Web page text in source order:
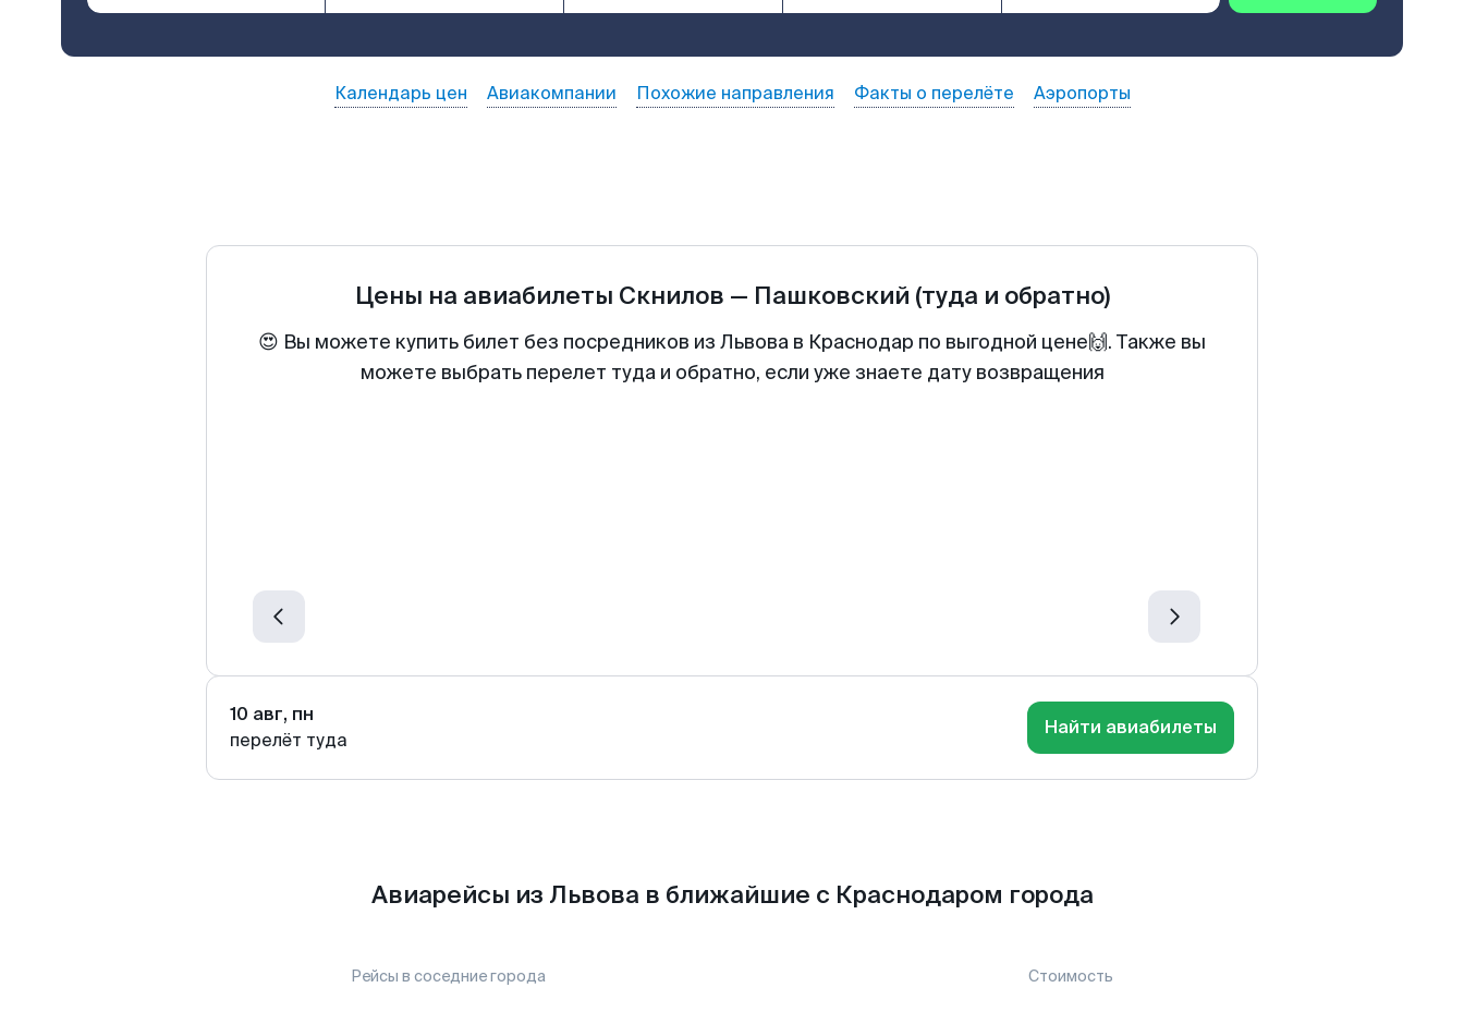
Календарь цен Авиакомпании Похожие направления Факты о перелёте Аэропорты
Цены на авиабилеты Скнилов — Пашковский (туда и обратно)
😍 Вы можете купить билет без посредников из Львова в Краснодар по выгодной цене🙌. Также вы
можете выбрать перелет туда и обратно, если уже знаете дату возвращения
10 авг, пн
перелёт туда
Найти авиабилеты
Авиарейсы из Львова в ближайшие с Краснодаром города
Рейсы в соседние города Стоимость